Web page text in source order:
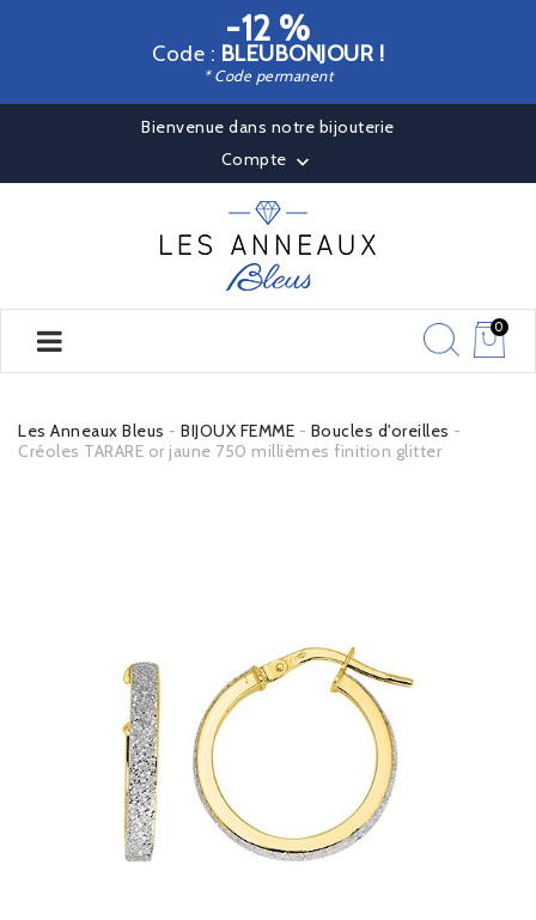
-12 %
Code : BLEUBONJOUR !
* Code permanent
Bienvenue dans notre bijouterie
Compte 
0
Les Anneaux Bleus BIJOUX FEMME
Boucles d'oreilles
Créoles TARARE or jaune 750 millièmes finition glitter